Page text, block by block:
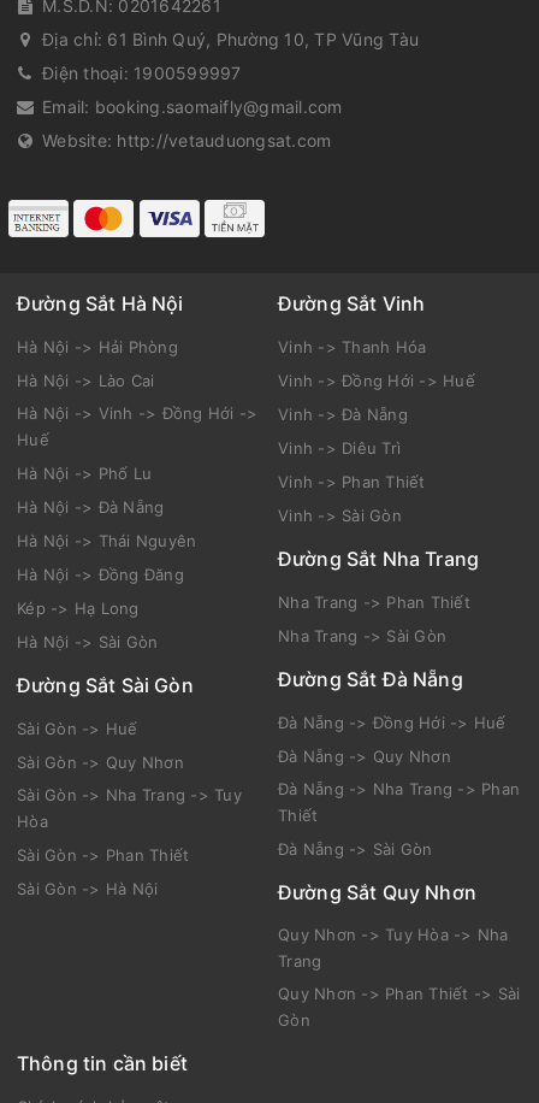
M.S.D.N: 0201642261
Địa chỉ: 61 Bình Quý, Phường 10, TP Vũng Tàu
Điện thoại: 1900599997
Email: booking.saomaifly@gmail.com
Website: http://vetauduongsat.com
Đường Sắt Hà Nội
Hà Nội -> Hải Phòng
Hà Nội -> Lào Cai
Hà Nội -> Vinh -> Đồng Hới ->
Huế
Hà Nội -> Phố Lu
Hà Nội -> Đà Nẵng
Hà Nội -> Thái Nguyên
Hà Nội -> Đồng Đăng
Kép -> Hạ Long
Hà Nội -> Sài Gòn
Đường Sắt Sài Gòn
Sài Gòn -> Huế
Sài Gòn -> Quy Nhơn
Sài Gòn -> Nha Trang -> Tuy
Hòa
Sài Gòn -> Phan Thiết
Sài Gòn -> Hà Nội
Đường Sắt Vinh
Vinh -> Thanh Hóa
Vinh -> Đồng Hới -> Huế
Vinh -> Đà Nẵng
Vinh -> Diêu Trì
Vinh -> Phan Thiết
Vinh -> Sài Gòn
Đường Sắt Nha Trang
Nha Trang -> Phan Thiết
Nha Trang -> Sài Gòn
Đường Sắt Đà Nẵng
Đà Nẵng -> Đồng Hới -> Huế
Đà Nẵng -> Quy Nhơn
Đà Nẵng -> Nha Trang -> Phan
Thiết
Đà Nẵng -> Sài Gòn
Đường Sắt Quy Nhơn
Quy Nhơn -> Tuy Hòa -> Nha
Trang
Quy Nhơn -> Phan Thiết -> Sài
Gòn
Thông tin cần biết